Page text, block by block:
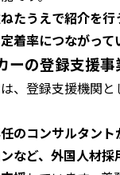
たうえで紹介を
着率につながって
ーの登録支援事
、登録支援機関と
のコンサルタント
など、外国人材採